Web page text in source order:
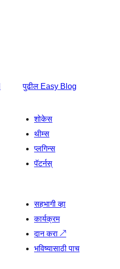
पुढील Easy Blog
शोकेस
थीम्स
प्लगिन्स
पॅटर्नस्
सहभागी व्हा
कार्यक्रम
दान करा ↗
भविष्यासाठी पाच